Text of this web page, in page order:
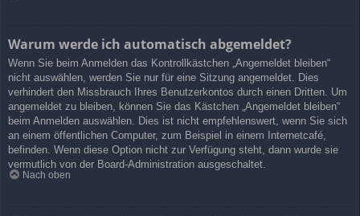
Warum werde ich automatisch abgemeldet?
Wenn Sie beim Anmelden das Kontrollkästchen „Angemeldet bleiben“
nicht auswählen, werden Sie nur für eine Sitzung angemeldet. Dies
verhindert den Missbrauch Ihres Benutzerkontos durch einen Dritten. Um
angemeldet zu bleiben, können Sie das Kästchen „Angemeldet bleiben“
beim Anmelden auswählen. Dies ist nicht empfehlenswert, wenn Sie sich
an einem öffentlichen Computer, zum Beispiel in einem Internetcafé,
befinden. Wenn diese Option nicht zur Verfügung steht, dann wurde sie
vermutlich von der Board-Administration ausgeschaltet.
Nach oben